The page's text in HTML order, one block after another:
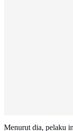
Menurut dia, pelaku